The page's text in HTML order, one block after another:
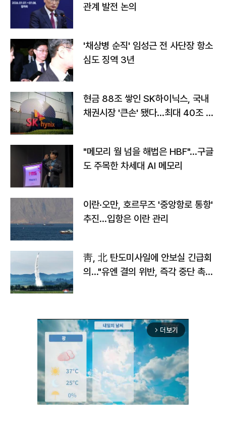
관계 발전 논의
'채상병 순직' 임성근 전 사단장 항소
심도 징역 3년
현금 88조 쌓인 SK하이닉스, 국내
채권시장 '큰손' 됐다…최대 40조 투
"메모리 월 넘을 해법은 HBF"…구글
도 주목한 차세대 AI 메모리
이란·오만, 호르무즈 '중앙항로 통항'
추진…입항은 이란 관리
靑, 北 탄도미사일에 안보실 긴급회
의…"유엔 결의 위반, 즉각 중단 촉
arrow_forward_ios 더보기